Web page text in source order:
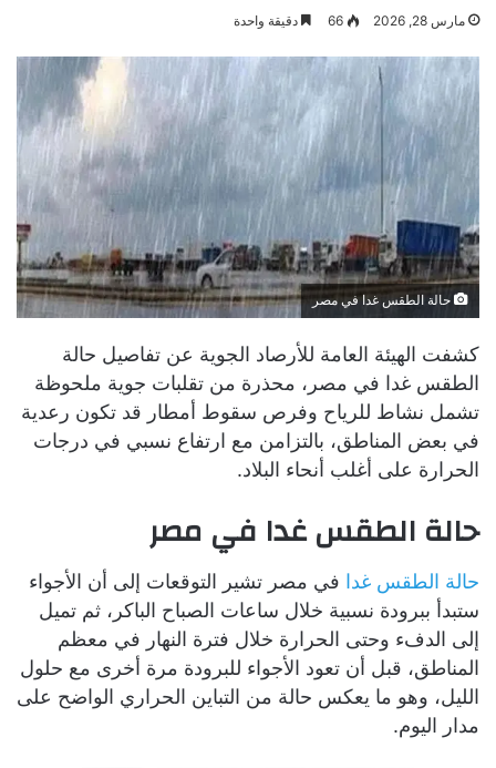
مارس 28, 2026 66 دقيقة واحدة
حالة الطقس غدا في مصر
كشفت الهيئة العامة للأرصاد الجوية عن تفاصيل حالة
الطقس غدا في مصر، محذرة من تقلبات جوية ملحوظة
تشمل نشاط للرياح وفرص سقوط أمطار قد تكون رعدية
في بعض المناطق، بالتزامن مع ارتفاع نسبي في درجات
الحرارة على أغلب أنحاء البلاد.
حالة الطقس غدا في مصر
حالة الطقس غدا في مصر تشير التوقعات إلى أن الأجواء
ستبدأ ببرودة نسبية خلال ساعات الصباح الباكر، ثم تميل
إلى الدفء وحتى الحرارة خلال فترة النهار في معظم
المناطق، قبل أن تعود الأجواء للبرودة مرة أخرى مع حلول
الليل، وهو ما يعكس حالة من التباين الحراري الواضح على
مدار اليوم.